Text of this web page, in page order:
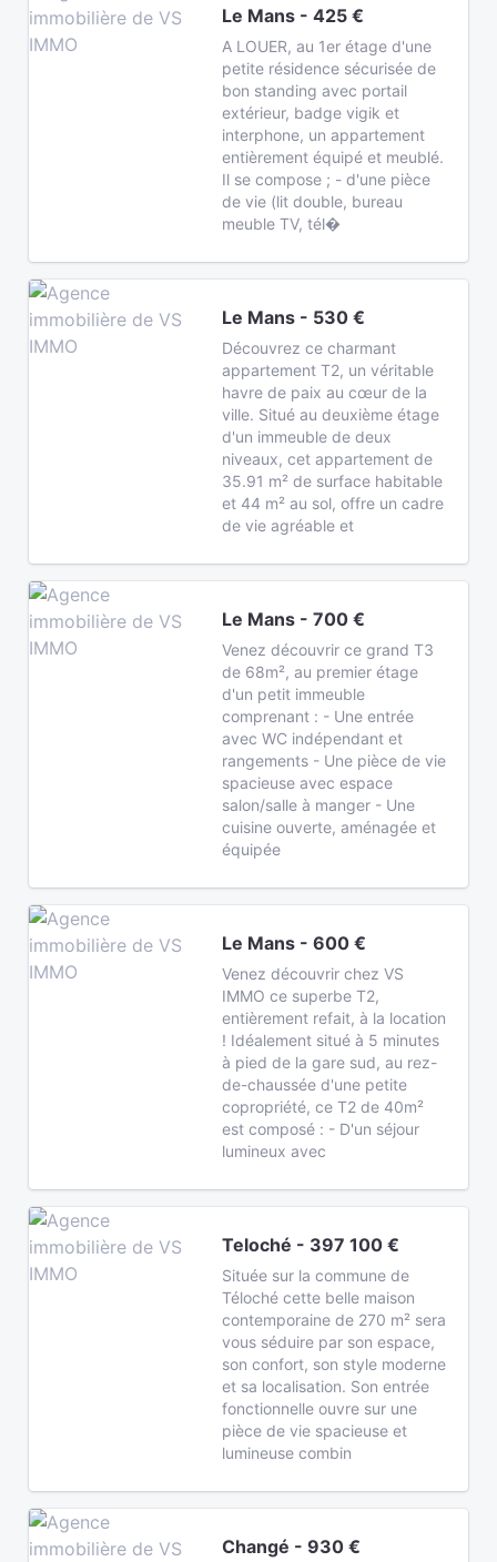
Le Mans - 425 €
A LOUER, au 1er étage d'une
petite résidence sécurisée de
bon standing avec portail
extérieur, badge vigik et
interphone, un appartement
entièrement équipé et meublé.
Il se compose ; - d'une pièce
de vie (lit double, bureau
meuble TV, tél�
Le Mans - 530 €
Découvrez ce charmant
appartement T2, un véritable
havre de paix au cœur de la
ville. Situé au deuxième étage
d'un immeuble de deux
niveaux, cet appartement de
35.91 m² de surface habitable
et 44 m² au sol, offre un cadre
de vie agréable et
Le Mans - 700 €
Venez découvrir ce grand T3
de 68m², au premier étage
d'un petit immeuble
comprenant : - Une entrée
avec WC indépendant et
rangements - Une pièce de vie
spacieuse avec espace
salon/salle à manger - Une
cuisine ouverte, aménagée et
équipée
Le Mans - 600 €
Venez découvrir chez VS
IMMO ce superbe T2,
entièrement refait, à la location
! Idéalement situé à 5 minutes
à pied de la gare sud, au rez-
de-chaussée d'une petite
copropriété, ce T2 de 40m²
est composé : - D'un séjour
lumineux avec
Teloché - 397 100 €
Située sur la commune de
Téloché cette belle maison
contemporaine de 270 m² sera
vous séduire par son espace,
son confort, son style moderne
et sa localisation. Son entrée
fonctionnelle ouvre sur une
pièce de vie spacieuse et
lumineuse combin
Changé - 930 €